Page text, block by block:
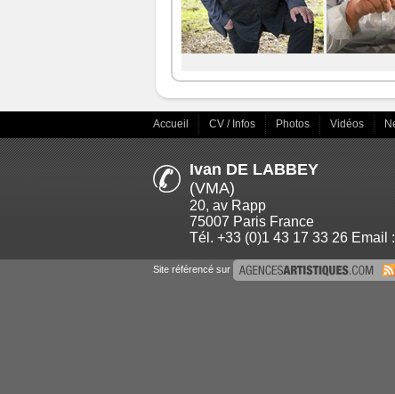
Accueil CV / Infos Photos Vidéos
Ivan DE LABBEY
(VMA)
20, av Rapp
75007 Paris France
Tél. +33 (0)1 43 17 33 26 Email :
Site référencé sur